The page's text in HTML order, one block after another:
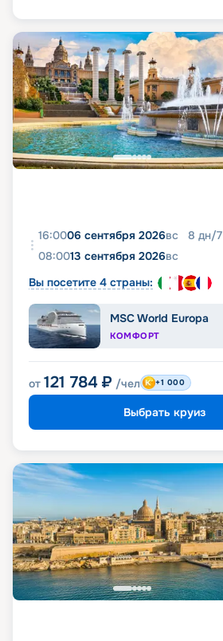
16:0006 сентября 2026вс 8 дн/7
08:0013 сентября 2026вс
Вы посетите 4 страны:
MSC World Europa
КОМФОРТ
от 121 784 ₽ /чел +1 000
Выбрать круиз